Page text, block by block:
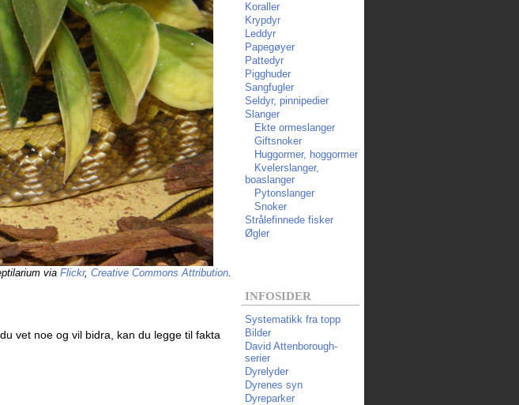
via Flickr, Creative Commons Attribution.
vet noe og vil bidra, kan du legge til fakta
Koraller
Krypdyr
Leddyr
Papegøyer
Pattedyr
Pigghuder
Sangfugler
Seldyr, pinnipedier
Slanger
Ekte ormeslanger
Giftsnoker
Huggormer, hoggormer
Kvelerslanger,
boaslanger
Pytonslanger
Snoker
Strålefinnede fisker
Øgler
INFOSIDER
Systematikk fra topp
Bilder
David Attenborough-
serier
Dyrelyder
Dyrenes syn
Dyreparker